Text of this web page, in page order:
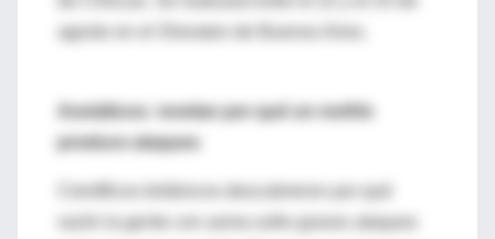
agosto en el Sheraton de Buenos Aires.
Asmáticos: revelan por qué un resfrío
produce ataques
razón la gente con asma sufre graves ataques